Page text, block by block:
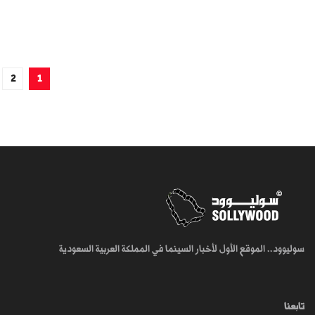
1
2
سوليوود.. الموقع الأول لأخبار السينما في المملكة العربية السعودية
تابعنا